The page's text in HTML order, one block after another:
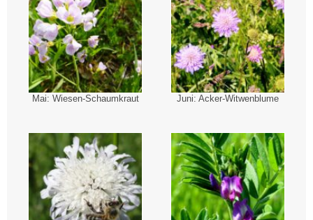
Mai: Wiesen-Schaumkraut Juni: Acker-Witwenblume